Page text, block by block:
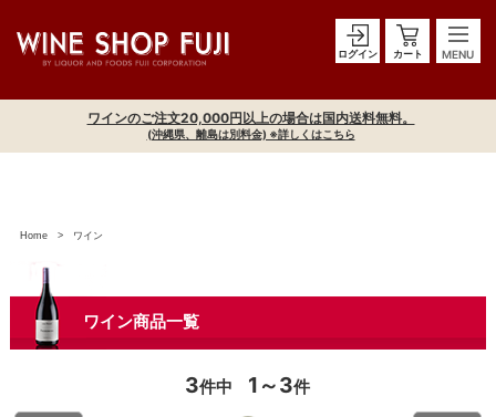
ログイン カート
ワインのご注文20,000円以上の場合は国内送料無料。
(沖縄県、離島は別料金) ※詳しくはこちら
Home ワイン
ワイン商品一覧
3件中 1～3件